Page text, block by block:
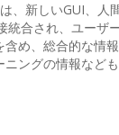
、新しいGUI、
合され、ユー
め、総合的な情
ングの情報なども